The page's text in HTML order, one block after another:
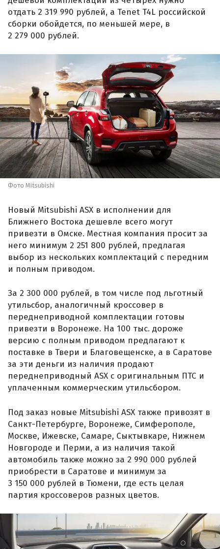
отдать 2 319 990 рублей, а Tenet T4L российской
сборки обойдется, по меньшей мере, в
2 279 000 рублей.
Фото Mitsubishi
Новый Mitsubishi ASX в исполнении для
Ближнего Востока дешевле всего могут
привезти в Омске. Местная компания просит за
него минимум 2 251 800 рублей, предлагая
выбор из нескольких комплектаций с передним
и полным приводом.
За 2 300 000 рублей, в том числе под льготный
утильсбор, аналогичный кроссовер в
переднеприводной комплектации готовы
привезти в Воронеже. На 100 тыс. дороже
версию с полным приводом предлагают к
поставке в Твери и Благовещенске, а в Саратове
за эти деньги из наличия продают
переднеприводный ASX с оригинальным ПТС и
уплаченным коммерческим утильсбором.
Под заказ новые Mitsubishi ASX также привозят в
Санкт-Петербурге, Воронеже, Симферополе,
Москве, Ижевске, Самаре, Сыктывкаре, Нижнем
Новгороде и Перми, а из наличия такой
автомобиль также можно за 2 990 000 рублей
приобрести в Саратове и минимум за
3 150 000 рублей в Тюмени, где есть целая
партия кроссоверов разных цветов.